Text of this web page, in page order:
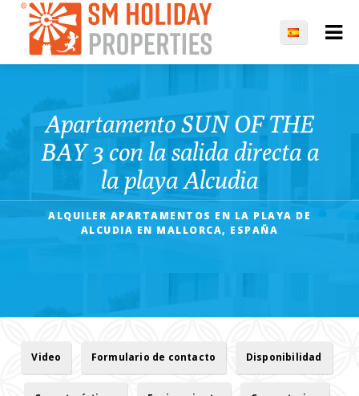
Apartamento SUN OF THE
BAY 3 con la salida directa a
la playa Alcudia
ALQUILER APARTAMENTOS EN LA PLAYA DE
ALCUDIA EN MALLORCA, ESPAÑA
Video Formulario de contacto Disponibilidad